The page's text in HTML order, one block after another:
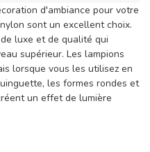
d'ambiance pour votre
sont un excellent choix.
luxe et de qualité qui
supérieur. Les lampions
lorsque vous les utilisez en
les formes rondes et
un effet de lumière